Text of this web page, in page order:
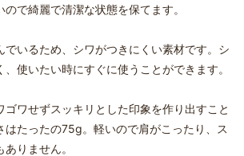
ので綺麗で清潔な状態を保てます。
でいるため、シワがつきにくい素材です。シ
、使いたい時にすぐに使うことができます。
ゴワせずスッキリとした印象を作り出すこと
はたったの75g。軽いので肩がこったり、ス
ありません。